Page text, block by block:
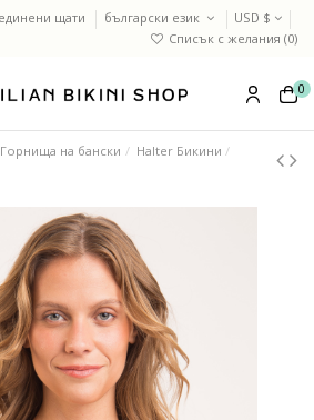
щати български език
USD $
Списък с желания (0)
0
Горнища на бански
Halter Бикини